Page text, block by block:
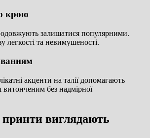
крою
залишатися популярними.
легкості та невимушеності.
акценти на талії допомагають
витонченим без надмірної
принти виглядають